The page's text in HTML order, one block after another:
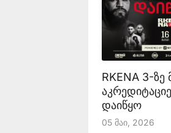
RKENA 3-ზე
დაიწყო
05 Მაი, 2026